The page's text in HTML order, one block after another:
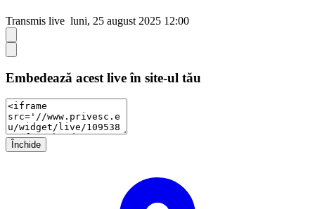
Transmis live luni, 25 august 2025 12:00
Embedează acest live în site-ul tău
Închide